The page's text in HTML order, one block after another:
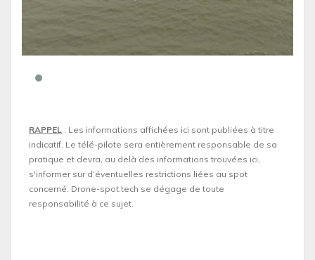
RAPPEL : Les informations affichées ici sont publiées à titre
indicatif. Le télé-pilote sera entièrement responsable de sa
pratique et devra, au delà des informations trouvées ici,
s'informer sur d’éventuelles restrictions liées au spot
concerné. Drone-spot.tech se dégage de toute
responsabilité à ce sujet.